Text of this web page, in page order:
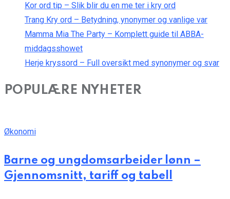
Kor ord tip – Slik blir du en me ter i kry ord
Trang Kry ord – Betydning, ynonymer og vanlige var
Mamma Mia The Party – Komplett guide til ABBA-
middagsshowet
Herje kryssord – Full oversikt med synonymer og svar
POPULÆRE NYHETER
Økonomi
Barne og ungdomsarbeider lønn –
Gjennomsnitt, tariff og tabell